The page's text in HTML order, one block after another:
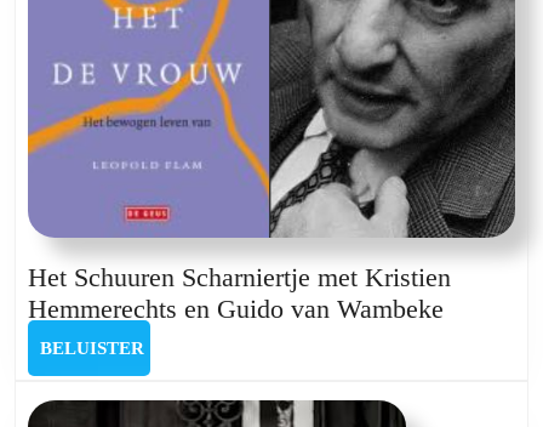
Het Schuuren Scharniertje met Kristien
Hemmerechts en Guido van Wambeke
BELUISTER